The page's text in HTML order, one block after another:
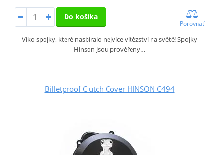
Do košíka
Porovnať
Víko spojky, které nasbíralo nejvíce vítězství na světě! Spojky
Hinson jsou prověřeny…
Billetproof Clutch Cover HINSON C494